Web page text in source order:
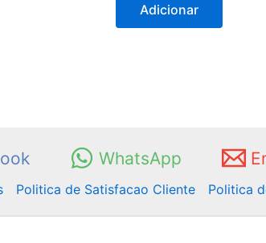
Adicionar
WhatsApp
Politica de Satisfacao Cliente Politica